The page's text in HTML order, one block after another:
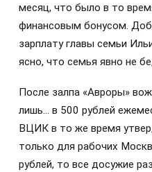
месяц, что было в то
финансовым бонусом.
зарплату главы семьи
ясно, что семья явно не
После залпа «Авроры»
лишь… в 500 рублей
ВЦИК в то же время
только для рабочих
рублей, то все досужие